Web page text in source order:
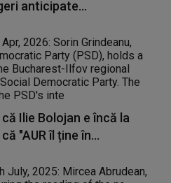
anticipate...
Ilie Bolojan e încă la
"AUR îl ține în...